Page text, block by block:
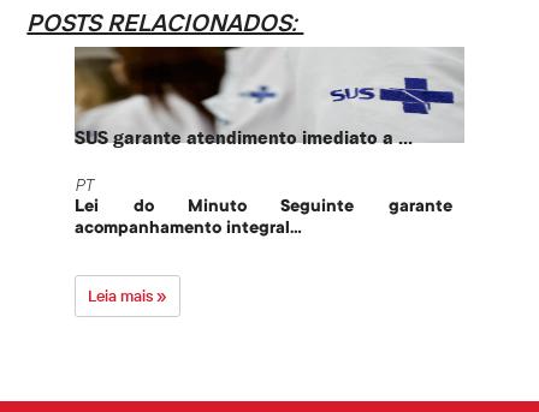
POSTS RELACIONADOS:
SUS garante atendimento imediato a ...
PT
Lei do Minuto Seguinte garante
acompanhamento integral...
Leia mais »